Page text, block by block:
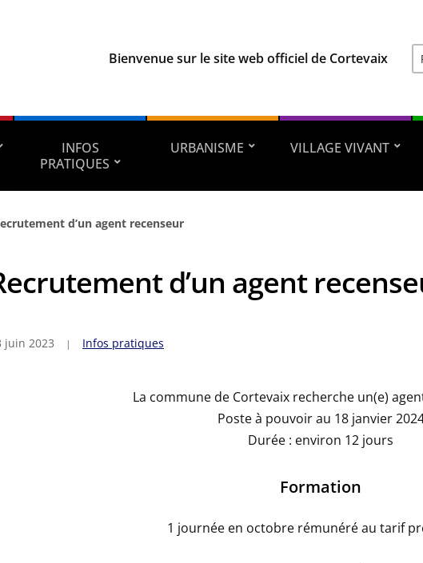
Bienvenue sur le site web officiel de Cortevaix
INFOS
PRATIQUES
URBANISME VILLAGE VIVANT
d’un agent recenseur
d’un agent
juin 2023 Infos pratiques
La commune de Cortevaix recherche un(e)
Poste à pouvoir au 18 janvier
Durée : environ 12 jours
Formation
1 journée en octobre rémunéré au tarif